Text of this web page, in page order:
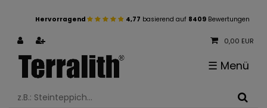
Hervorragend 4,77 basierend auf 8409 Bewertungen
0,00 EUR
☰ Menü